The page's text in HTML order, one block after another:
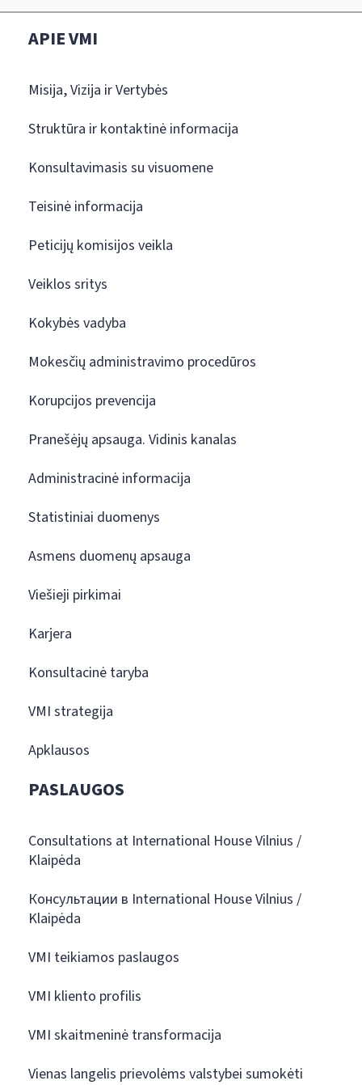
APIE VMI
Misija, Vizija ir Vertybės
Struktūra ir kontaktinė informacija
Konsultavimasis su visuomene
Teisinė informacija
Peticijų komisijos veikla
Veiklos sritys
Kokybės vadyba
Mokesčių administravimo procedūros
Korupcijos prevencija
Pranešėjų apsauga. Vidinis kanalas
Administracinė informacija
Statistiniai duomenys
Asmens duomenų apsauga
Viešieji pirkimai
Karjera
Konsultacinė taryba
VMI strategija
Apklausos
PASLAUGOS
Consultations at International House Vilnius /
Klaipėda
Консультации в International House Vilnius /
Klaipėda
VMI teikiamos paslaugos
VMI kliento profilis
VMI skaitmeninė transformacija
Vienas langelis prievolėms valstybei sumokėti